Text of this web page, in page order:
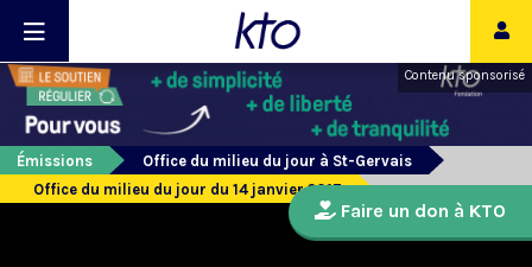
Contenu sponsorisé
Émissions
Office du milieu du jour à St-Gervais
Office du milieu du jour du 14 janvier 2017
Faire un don à KTO